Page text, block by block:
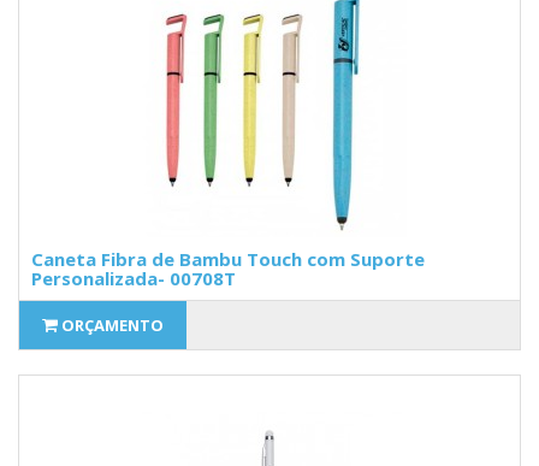
Caneta Fibra de Bambu Touch com Suporte
Personalizada- 00708T
ORÇAMENTO